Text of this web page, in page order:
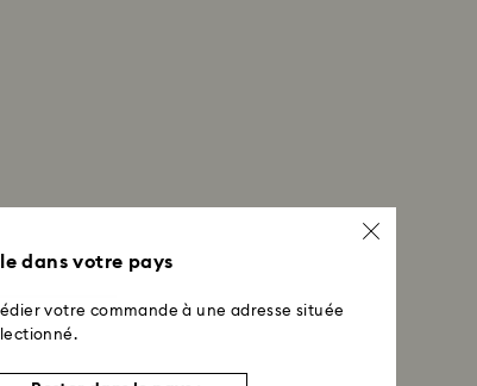
produit(s)
dans votre pays
votre commande à une adresse située